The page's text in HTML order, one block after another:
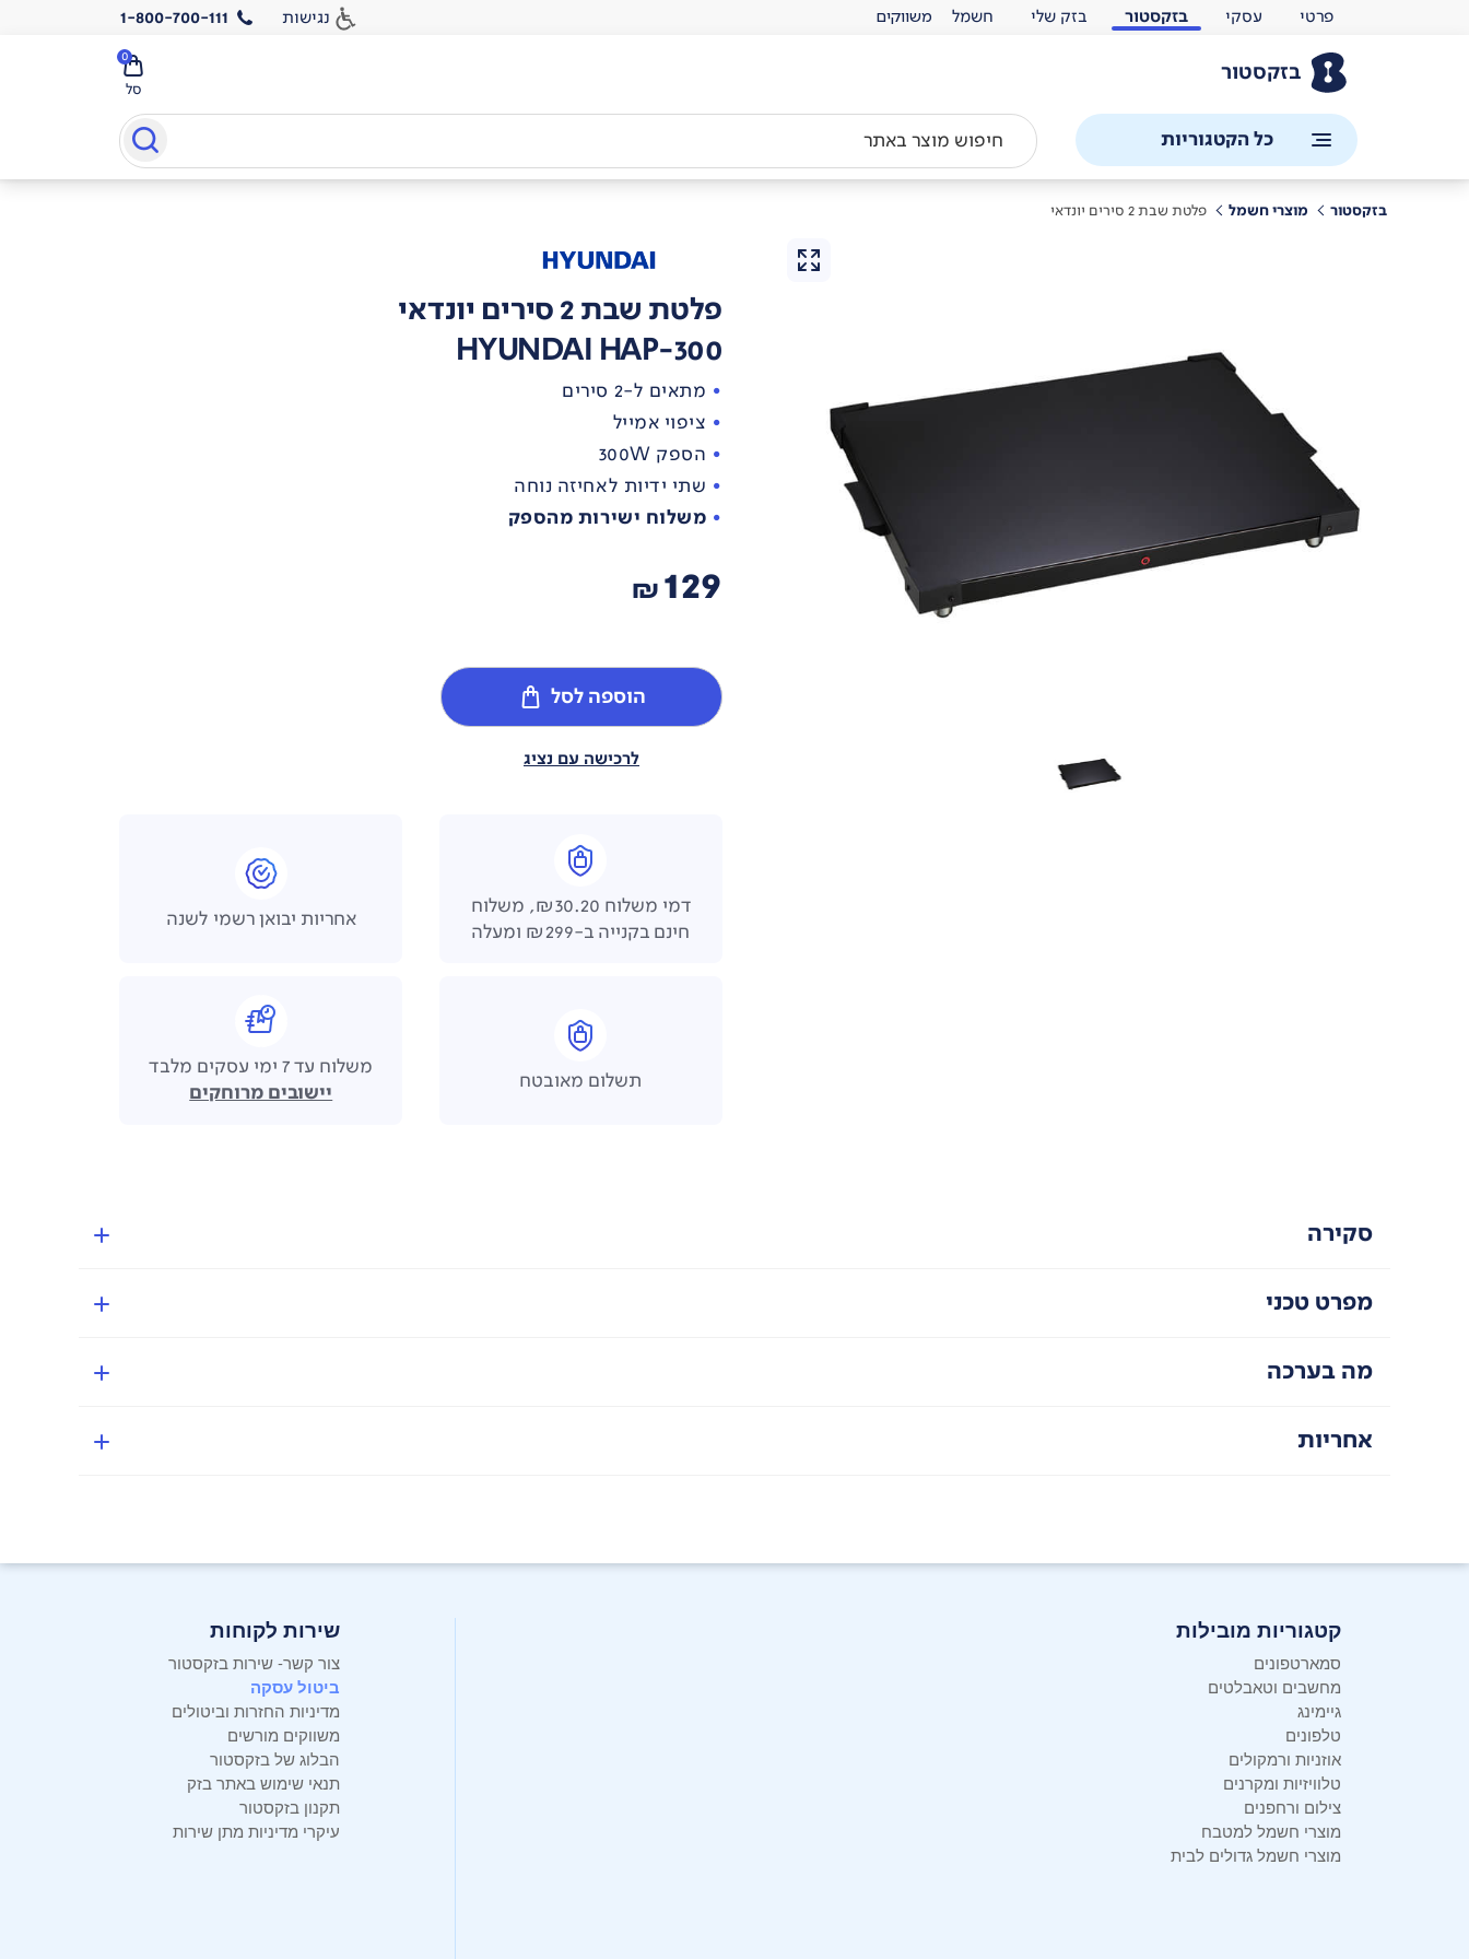
פרטי עסקי בזקסטור בזק שלי חשמל נגישות 1-800-700-111
בזקסטור
סל
0
כל הקטגוריות
בזקסטור מוצרי חשמל פלטת שבת 2 סירים יונדאי
פלטת שבת 2 סירים יונדאי
HYUNDAI HAP-300
מתאים ל-2 סירים
ציפוי אמייל
הספק 300W
שתי ידיות לאחיזה נוחה
משלוח ישירות מהספק
129
₪
הוספה לסל
לרכישה עם נציג
דמי משלוח ₪30.20, משלוח
חינם בקנייה ב-₪299 ומעלה
אחריות יבואן רשמי לשנה
תשלום מאובטח
משלוח עד 7 ימי עסקים מלבד
יישובים מרוחקים
סקירה
מפרט טכני
מה בערכה
אחריות
קטגוריות מובילות
סמארטפונים
מחשבים וטאבלטים
גיימינג
טלפונים
אוזניות ורמקולים
טלוויזיות ומקרנים
צילום ורחפנים
מוצרי חשמל למטבח
מוצרי חשמל גדולים לבית
שירות לקוחות
צור קשר- שירות בזקסטור
ביטול עסקה
מדיניות החזרות וביטולים
משווקים מורשים
הבלוג של בזקסטור
תנאי שימוש באתר בזק
תקנון בזקסטור
עיקרי מדיניות מתן שירות
משווקים